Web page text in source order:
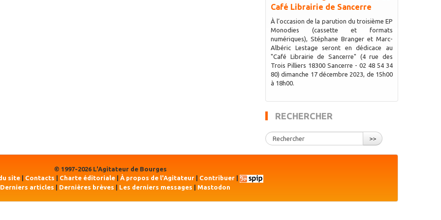
Café Librairie de Sancerre
À l’occasion de la parution du troisième EP
Monodies (cassette et formats
numériques), Stéphane Branger et Marc-
Albéric Lestage seront en dédicace au
"Café Librairie de Sancerre" (4 rue des
Trois Pilliers 18300 Sancerre - 02 48 54 34
80) dimanche 17 décembre 2023, de 15h00
à 18h00.
RECHERCHER
>>
© 1997-2026 L'Agitateur de Bourges
site Contacts Charte éditoriale À propos de l'Agitateur Contribuer
Derniers articles | Dernières brèves | Les derniers messages | Mastodon